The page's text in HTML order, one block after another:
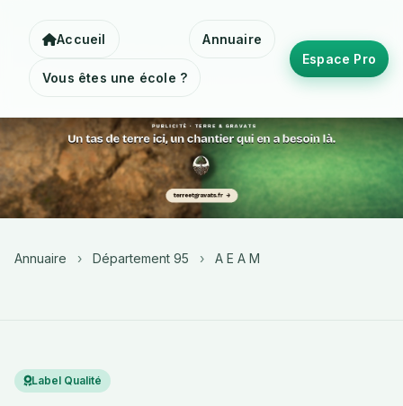
Accueil Annuaire
Vous êtes une école ?
Espace Pro
Annuaire › Département 95 › A E A M
Label Qualité